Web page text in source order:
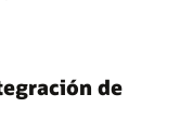
de